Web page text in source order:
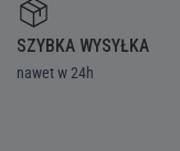
SZYBKA WYSYŁKA
nawet w 24h